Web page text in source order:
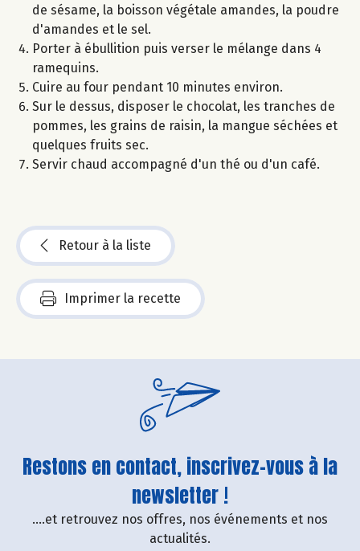
de sésame, la boisson végétale amandes, la poudre
d'amandes et le sel.
Porter à ébullition puis verser le mélange dans 4
ramequins.
Cuire au four pendant 10 minutes environ.
Sur le dessus, disposer le chocolat, les tranches de
pommes, les grains de raisin, la mangue séchées et
quelques fruits sec.
Servir chaud accompagné d'un thé ou d'un café.
Retour à la liste
Imprimer la recette
Restons en contact, inscrivez-vous à la
newsletter !
....et retrouvez nos offres, nos événements et nos
actualités.